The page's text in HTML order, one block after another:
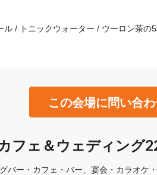
/ トニックウォーター / ウーロン茶の
この会場に問い合
フェ＆ウェディング
バー・カフェ・バー 宴会・カラオケ